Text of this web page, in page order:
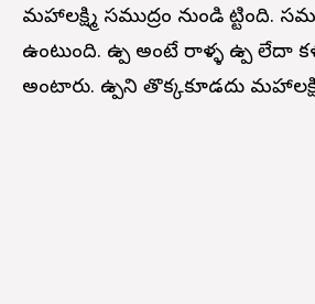
మహాలక్ష్మి సముద్రం నుండి పుట్టింది.
ఉంటుంది. ఉప్పు అంటే రాళ్ళ ఉప్పు లేదా
అంటారు. ఉప్పుని తొక్కకూడదు